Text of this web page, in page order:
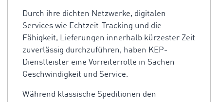
Durch ihre dichten Netzwerke, digitalen
Services wie Echtzeit-Tracking und die
Fähigkeit, Lieferungen innerhalb kürzester Zeit
zuverlässig durchzuführen, haben KEP-
Dienstleister eine Vorreiterrolle in Sachen
Geschwindigkeit und Service.
Während klassische Speditionen den